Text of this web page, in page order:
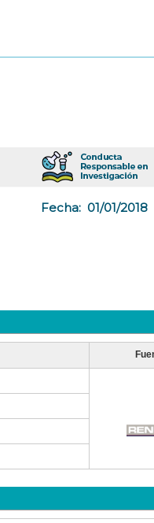
Fecha: 01/01/2018